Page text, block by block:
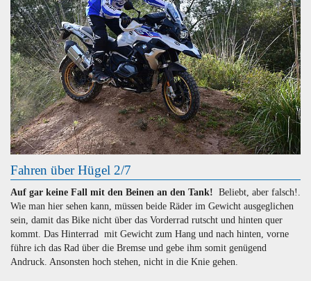
Fahren über Hügel 2/7
Auf gar keine Fall mit den Beinen an den Tank! Beliebt, aber falsch!.
Wie man hier sehen kann, müssen beide Räder im Gewicht ausgeglichen
sein, damit das Bike nicht über das Vorderrad rutscht und hinten quer
kommt. Das Hinterrad mit Gewicht zum Hang und nach hinten, vorne
führe ich das Rad über die Bremse und gebe ihm somit genügend
Andruck. Ansonsten hoch stehen, nicht in die Knie gehen.